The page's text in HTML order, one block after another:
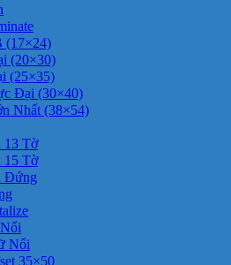
(20×30)
(25×35)
Đại (30×40)
Nhất (38×54)
Tờ
Tờ
Đứng
Nổi
35×50